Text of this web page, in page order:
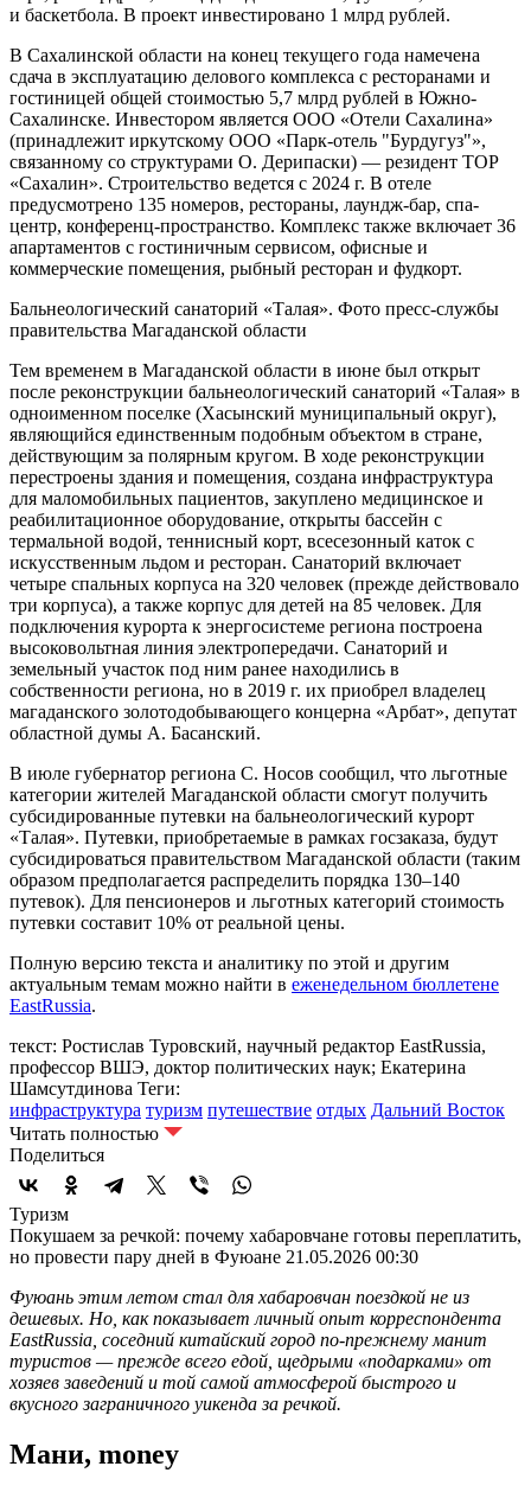
и баскетбола. В проект инвестировано 1 млрд рублей.
В Сахалинской области на конец текущего года намечена
сдача в эксплуатацию делового комплекса с ресторанами и
гостиницей общей стоимостью 5,7 млрд рублей в Южно-
Сахалинске. Инвестором является ООО «Отели Сахалина»
(принадлежит иркутскому ООО «Парк-отель "Бурдугуз"»,
связанному со структурами О. Дерипаски) — резидент ТОР
«Сахалин». Строительство ведется с 2024 г. В отеле
предусмотрено 135 номеров, рестораны, лаундж-бар, спа-
центр, конференц-пространство. Комплекс также включает 36
апартаментов с гостиничным сервисом, офисные и
коммерческие помещения, рыбный ресторан и фудкорт.
Бальнеологический санаторий «Талая». Фото пресс-службы
правительства Магаданской области
Тем временем в Магаданской области в июне был открыт
после реконструкции бальнеологический санаторий «Талая» в
одноименном поселке (Хасынский муниципальный округ),
являющийся единственным подобным объектом в стране,
действующим за полярным кругом. В ходе реконструкции
перестроены здания и помещения, создана инфраструктура
для маломобильных пациентов, закуплено медицинское и
реабилитационное оборудование, открыты бассейн с
термальной водой, теннисный корт, всесезонный каток с
искусственным льдом и ресторан. Санаторий включает
четыре спальных корпуса на 320 человек (прежде действовало
три корпуса), а также корпус для детей на 85 человек. Для
подключения курорта к энергосистеме региона построена
высоковольтная линия электропередачи. Санаторий и
земельный участок под ним ранее находились в
собственности региона, но в 2019 г. их приобрел владелец
магаданского золотодобывающего концерна «Арбат», депутат
областной думы А. Басанский.
В июле губернатор региона С. Носов сообщил, что льготные
категории жителей Магаданской области смогут получить
субсидированные путевки на бальнеологический курорт
«Талая». Путевки, приобретаемые в рамках госзаказа, будут
субсидироваться правительством Магаданской области (таким
образом предполагается распределить порядка 130–140
путевок). Для пенсионеров и льготных категорий стоимость
путевки составит 10% от реальной цены.
Полную версию текста и аналитику по этой и другим
актуальным темам можно найти в еженедельном бюллетене
EastRussia.
текст: Ростислав Туровский, научный редактор EastRussia,
профессор ВШЭ, доктор политических наук; Екатерина
Шамсутдинова Теги:
инфраструктура туризм путешествие отдых Дальний Восток
Читать полностью
Поделиться
Туризм
Покушаем за речкой: почему хабаровчане готовы переплатить,
но провести пару дней в Фуюане 21.05.2026 00:30
Фуюань этим летом стал для хабаровчан поездкой не из
дешевых. Но, как показывает личный опыт корреспондента
EastRussia, соседний китайский город по-прежнему манит
туристов — прежде всего едой, щедрыми «подарками» от
хозяев заведений и той самой атмосферой быстрого и
вкусного заграничного уикенда за речкой.
Мани, money